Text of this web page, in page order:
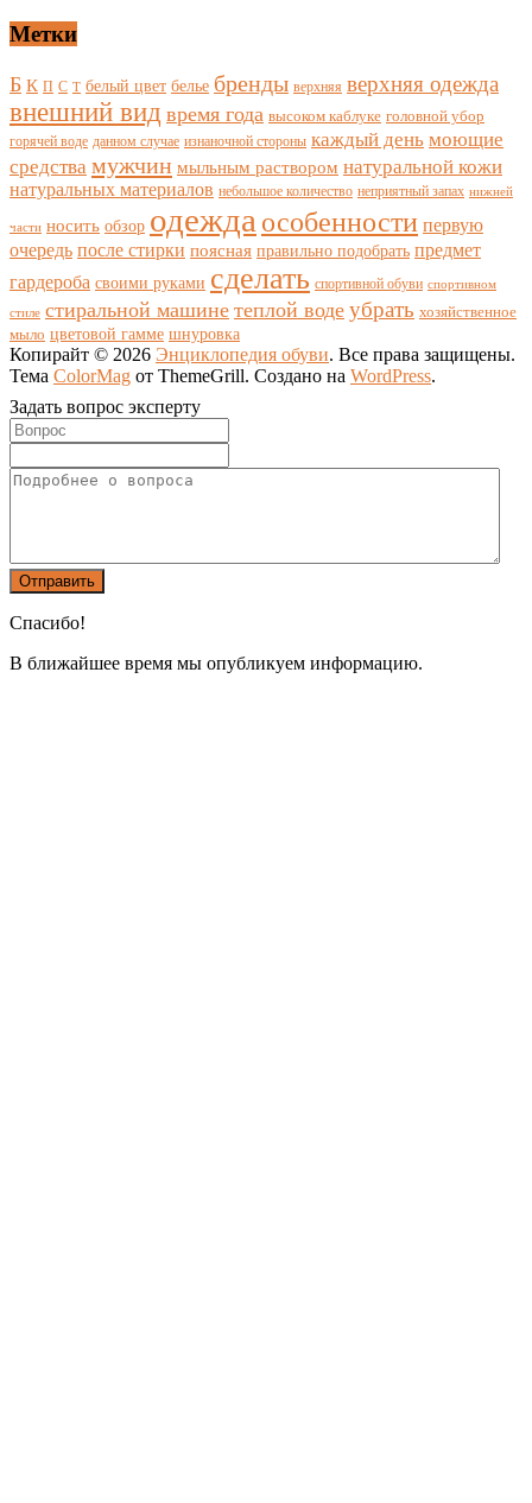
Метки
Б К П С Т белый цвет белье бренды верхняя верхняя одежда
внешний вид время года высоком каблуке головной убор
горячей воде данном случае изнаночной стороны каждый день моющие
средства мужчин мыльным раствором натуральной кожи
натуральных материалов небольшое количество неприятный запах нижней
части носить обзор одежда особенности первую
очередь после стирки поясная правильно подобрать предмет
гардероба своими руками сделать спортивной обуви спортивном
стиле стиральной машине теплой воде убрать хозяйственное
мыло цветовой гамме шнуровка
Копирайт © 2026 Энциклопедия обуви. Все права защищены.
Тема ColorMag от ThemeGrill. Создано на WordPress.
Задать вопрос эксперту
Спасибо!
В ближайшее время мы опубликуем информацию.